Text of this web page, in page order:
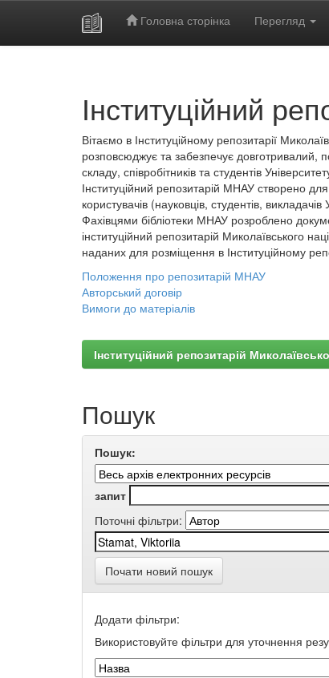
Головна сторінка Перегляд
Інституційний
Вітаємо в Інституційному репозитарії
розповсюджує та забезпечує довготривалий,
складу, співробітників та студентів
Інституційний репозитарій МНАУ створено
користувачів (науковців, студентів, викладачів
Фахівцями бібліотеки МНАУ розроблено
інституційний репозитарій Миколаївського
наданих для розміщення в Інституційному
Положення про репозитарій МНАУ
Авторський договір
Вимоги до матеріалів
Інституційний репозитарій
Пошук
Пошук:
запит
Поточні фільтри:
Почати новий пошук
Додати фільтри:
Використовуйте фільтри для уточнення